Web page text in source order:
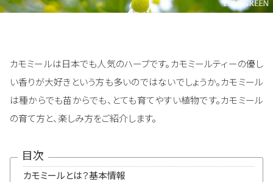
カモミールは日本でも人気のハーブです。カモミールティーの優し
い香りが大好きという方も多いのではないでしょうか。カモミール
は種からでも苗からでも、とても育てやすい植物です。カモミール
の育て方と、楽しみ方をご紹介します。
目次
カモミールとは？基本情報